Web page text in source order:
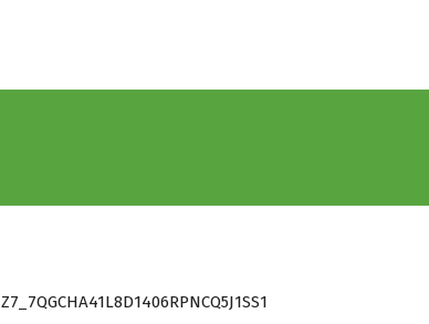
Z7_7QGCHA41L8D1406RPNCQ5J1SS1